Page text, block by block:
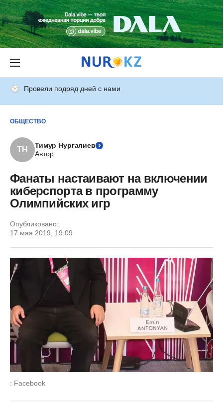
Провели подряд дней с нами
ОБЩЕСТВО
ТН
Тимур Нургалиев
Автор
Фанаты настаивают на включении
киберспорта в программу
Олимпийских игр
Опубликовано:
17 мая 2019, 19:09
: Facebook